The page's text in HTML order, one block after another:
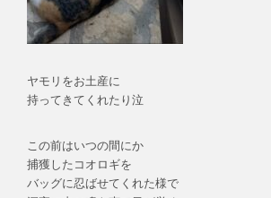
ヤモリをお土産に
持ってきてくれたり泣
この前はいつの間にか
捕獲したコオロギを
バッグに忍ばせてくれた様で